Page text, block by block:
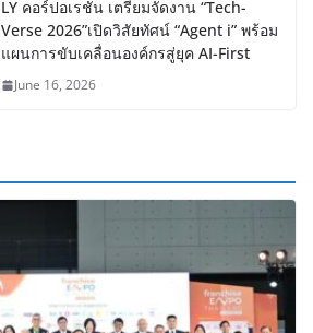
LY คอร์ปอเรชัน เตรียมจัดงาน “Tech-
Verse 2026”เปิดวิสัยทัศน์ “Agent i” พร้อม
แผนการขับเคลื่อนองค์กรสู่ยุค AI-First
June 16, 2026